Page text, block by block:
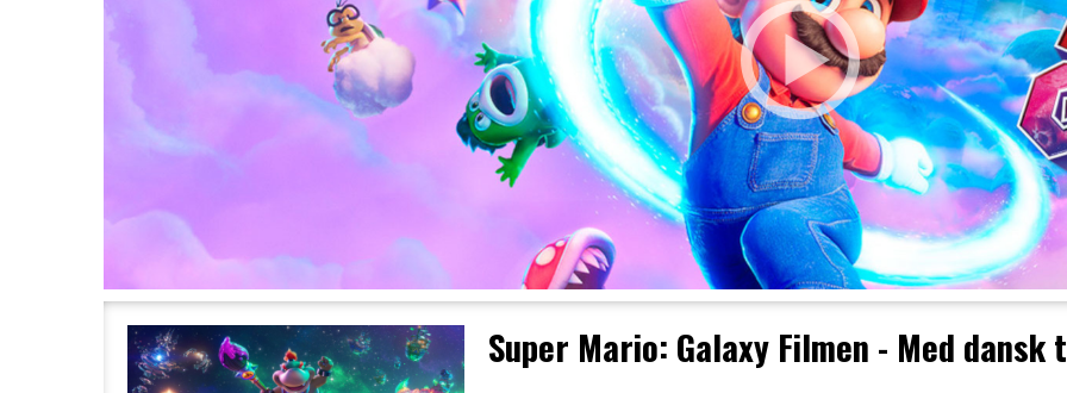
Super Mario: Galaxy Filmen - Med dansk